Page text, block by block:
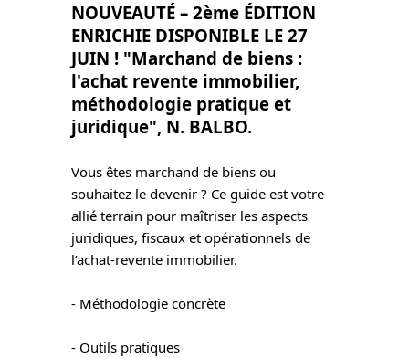
NOUVEAUTÉ – 2ème ÉDITION
ENRICHIE DISPONIBLE LE 27
JUIN ! "Marchand de biens :
l'achat revente immobilier,
méthodologie pratique et
juridique", N. BALBO.
Vous êtes marchand de biens ou
souhaitez le devenir ? Ce guide est votre
allié terrain pour maîtriser les aspects
juridiques, fiscaux et opérationnels de
l’achat-revente immobilier.
- Méthodologie concrète
- Outils pratiques